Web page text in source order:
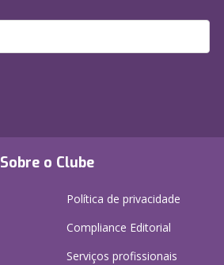
Sobre o Clube
Política de privacidade
Compliance Editorial
Serviços profissionais